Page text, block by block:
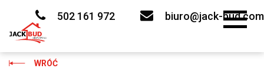
502 161 972 biuro@jack-bud.com
WRÓĆ